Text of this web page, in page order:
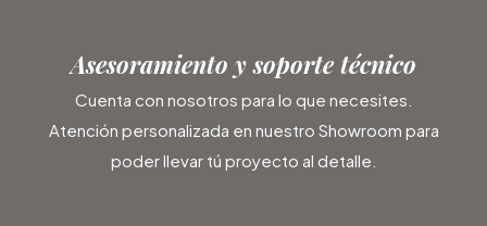
Asesoramiento y soporte técnico
Cuenta con nosotros para lo que necesites.
Atención personalizada en nuestro Showroom para
poder llevar tú proyecto al detalle.